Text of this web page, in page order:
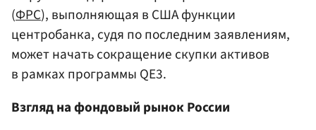
(ФРС), выполняющая в США функции
центробанка, судя по последним заявлениям,
может начать сокращение скупки активов
в рамках программы QE3.
Взгляд на фондовый рынок России